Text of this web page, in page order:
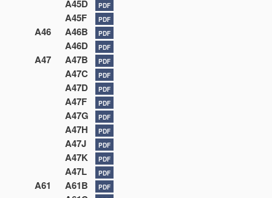
A45D PDF
A45F PDF
A46 A46B PDF
A46D PDF
A47 A47B PDF
A47C PDF
A47D PDF
A47F PDF
A47G PDF
A47H PDF
A47J PDF
A47K PDF
A47L PDF
A61 A61B PDF